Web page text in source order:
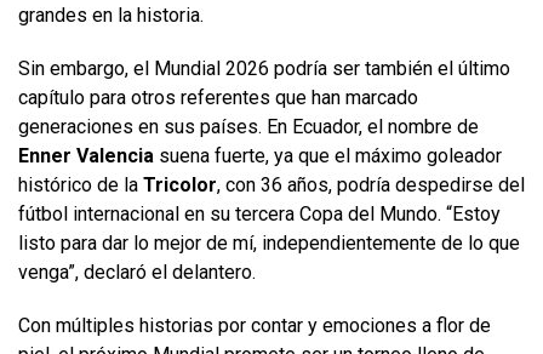
grandes en la historia.
Sin embargo, el Mundial 2026 podría ser también el último
capítulo para otros referentes que han marcado
generaciones en sus países. En Ecuador, el nombre de
Enner Valencia suena fuerte, ya que el máximo goleador
histórico de la Tricolor, con 36 años, podría despedirse del
fútbol internacional en su tercera Copa del Mundo. “Estoy
listo para dar lo mejor de mí, independientemente de lo que
venga”, declaró el delantero.
Con múltiples historias por contar y emociones a flor de